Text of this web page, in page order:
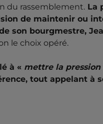
du rassemblement. La
de maintenir ou
son bourgmestre,
le choix opéré.
à « mettre la pression
tout appelant à